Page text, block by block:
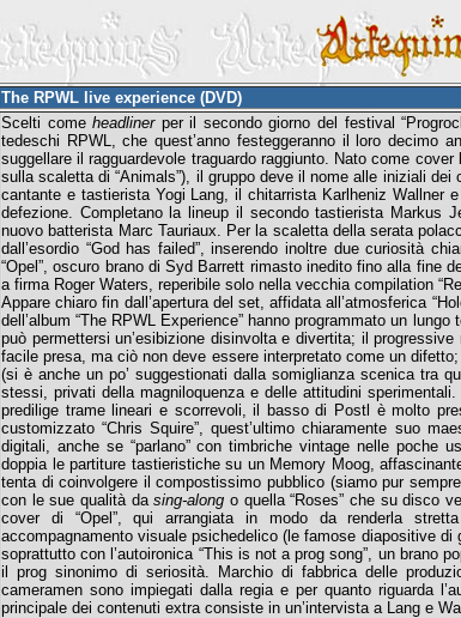
The RPWL live experience (DVD)
Scelti comeheadlinerper il secondo giorno del festival
tedeschi RPWL, che quest’anno festeggeranno il loro decimo
suggellare il ragguardevole traguardo raggiunto. Nato come
sulla scaletta di “Animals”), il gruppo deve il nome alle iniziali
cantante e tastierista Yogi Lang, il chitarrista Karlheniz Wallner
defezione. Completano la lineup il secondo tastierista Markus
nuovo batterista Marc Tauriaux. Per la scaletta della serata
dall’esordio “God has failed”, inserendo inoltre due curiosità
“Opel”, oscuro brano di Syd Barrett rimasto inedito fino alla fine
a firma Roger Waters, reperibile solo nella vecchia compilation
Appare chiaro fin dall’apertura del set, affidata all’atmosferica
dell’album “The RPWL Experience” hanno programmato un
può permettersi un’esibizione disinvolta e divertita; il
facile presa, ma ciò non deve essere interpretato come un
(si è anche un po’ suggestionati dalla somiglianza scenica tra
stessi, privati della magniloquenza e delle attitudini
predilige trame lineari e scorrevoli, il basso di Postl è molto
customizzato “Chris Squire”, quest’ultimo chiaramente suo
digitali, anche se “parlano” con timbriche vintage nelle poche
doppia le partiture tastieristiche su un Memory Moog,
tenta di coinvolgere il compostissimo pubblico (siamo pur
con le sue qualità dasing-along o quella “Roses” che su disco
cover di “Opel”, qui arrangiata in modo da renderla
accompagnamento visuale psichedelico (le famose diapositive di
soprattutto con l’autoironica “This is not a prog song”, un brano
il prog sinonimo di seriosità. Marchio di fabbrica delle
cameramen sono impiegati dalla regia e per quanto riguarda
principale dei contenuti extra consiste in un’intervista a Lang e